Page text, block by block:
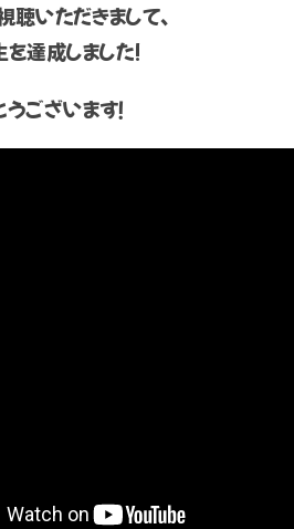
いただきまして、
達成しました!
ございます！